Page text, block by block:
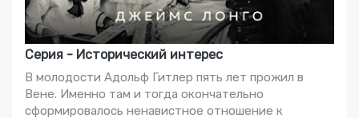
Серия - Исторический интерес
В молодости Адольф Гитлер пять лет прожил в
Вене. Именно там и тогда окончательно
сформировалось ненавистное отношение к